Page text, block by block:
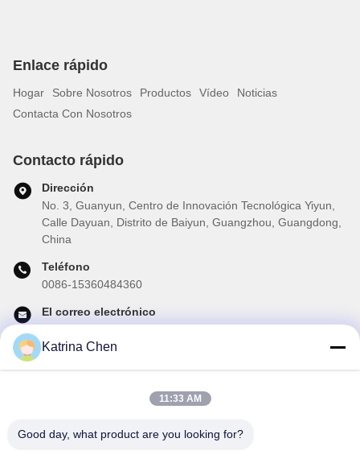
Enlace rápido
Hogar Sobre Nosotros Productos Vídeo
Noticias
Contacta Con Nosotros
Contacto rápido
Dirección
No. 3, Guanyun, Centro de Innovación Tecnológica Yiyun,
Calle Dayuan, Distrito de Baiyun, Guangzhou, Guangdong,
China
Teléfono
0086-15360484360
El correo electrónico
Suscríbete a nuestro boletín para obtener descuentos y más.
Katrina Chen
11:33 AM
Good day, what product are you looking for?